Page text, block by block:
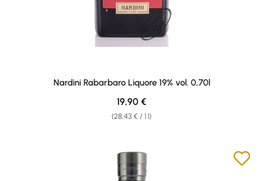
Nardini Rabarbaro Liquore 19% vol. 0,70l
(28,43 € / 1 l)
Regular price:
19,90 €